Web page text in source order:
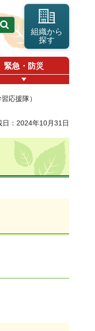
組織から
探す
緊急・防災
応援隊）
日：2024年10月31日